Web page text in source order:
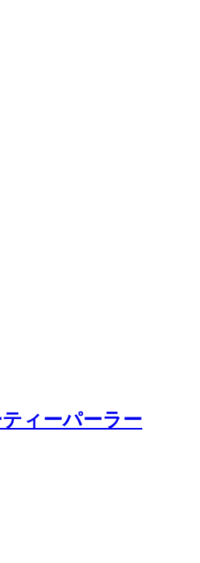
ィーパーラー